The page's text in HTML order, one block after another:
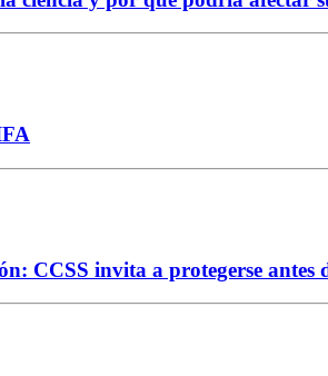
CCSS invita a protegerse